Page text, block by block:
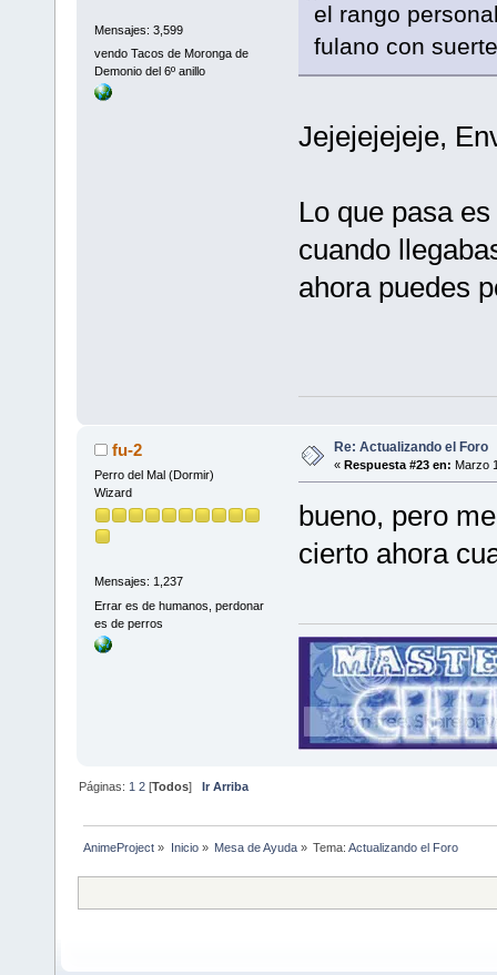
Mensajes: 3,599
vendo Tacos de Moronga de
Demonio del 6º anillo
el rango
fulano con
Jejejejejeje,
Lo que pasa
cuando
ahora puedes
fu-2
Perro del Mal (Dormir)
Wizard
Mensajes: 1,237
Errar es de humanos, perdonar
es de perros
Re: Actualizando el Foro
« Respuesta #23 en: Marzo
bueno, pero
cierto ahora
Páginas: 1 2 [Todos]Ir Arriba
AnimeProject » Inicio» Mesa de Ayuda» Tema:Actualizando el Foro